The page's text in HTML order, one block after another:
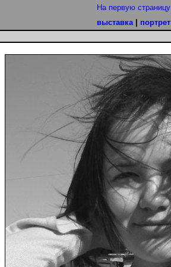
На первую страницу
выставка| портрет